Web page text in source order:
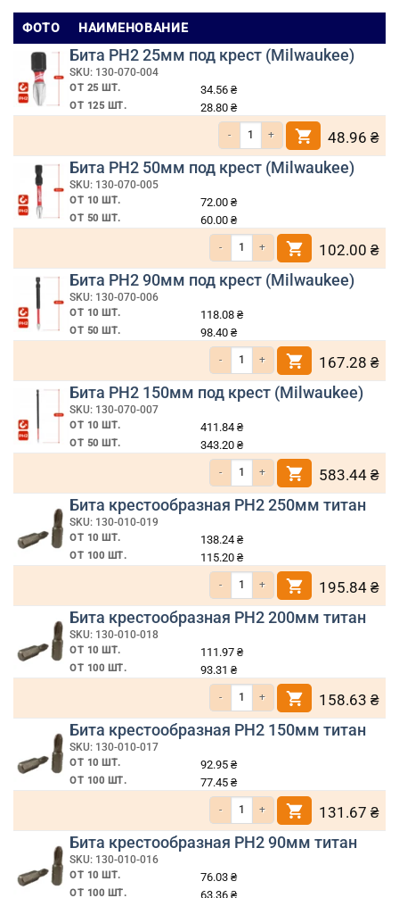
ФОТО НАИМЕНОВАНИЕ
Бита РН2 25мм под крест (Milwaukee)
SKU: 130-070-004
ОТ 25 ШТ. 34.56 ₴
ОТ 125 ШТ. 28.80 ₴
Количество товара Бита РН2 25мм
48.96 ₴
Бита РН2 50мм под крест (Milwaukee)
SKU: 130-070-005
ОТ 10 ШТ. 72.00 ₴
ОТ 50 ШТ. 60.00 ₴
Количество товара Бита РН2 50мм под
102.00 ₴
Бита РН2 90мм под крест (Milwaukee)
SKU: 130-070-006
ОТ 10 ШТ. 118.08 ₴
ОТ 50 ШТ. 98.40 ₴
Количество товара Бита РН2 90мм под
167.28 ₴
Бита РН2 150мм под крест (Milwaukee)
SKU: 130-070-007
ОТ 10 ШТ. 411.84 ₴
ОТ 50 ШТ. 343.20 ₴
Количество товара Бита РН2 150мм под
583.44 ₴
Бита крестообразная PH2 250мм титан
SKU: 130-010-019
ОТ 10 ШТ. 138.24 ₴
ОТ 100 ШТ. 115.20 ₴
Количество товара Бита
195.84 ₴
Бита крестообразная PH2 200мм титан
SKU: 130-010-018
ОТ 10 ШТ. 111.97 ₴
ОТ 100 ШТ. 93.31 ₴
Количество товара Бита
158.63 ₴
Бита крестообразная PH2 150мм титан
SKU: 130-010-017
ОТ 10 ШТ. 92.95 ₴
ОТ 100 ШТ. 77.45 ₴
Количество товара Бита
131.67 ₴
Бита крестообразная PH2 90мм титан
SKU: 130-010-016
ОТ 10 ШТ. 76.03 ₴
ОТ 100 ШТ. 63.36 ₴